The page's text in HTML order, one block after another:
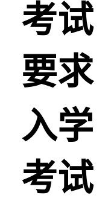
考试
要求
入学
考试